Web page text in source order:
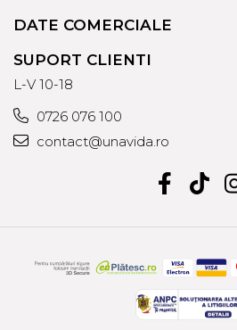
DATE COMERCIALE
SUPORT CLIENTI
L-V 10-18
0726 076 100
contact@unavida.ro